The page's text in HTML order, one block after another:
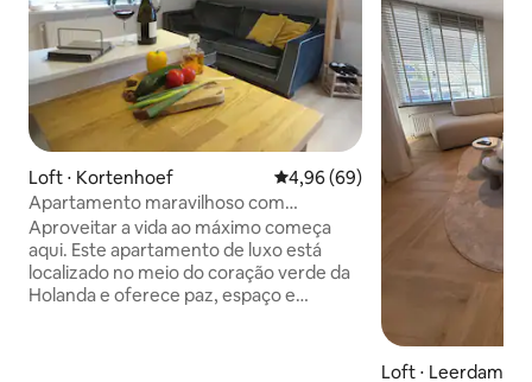
Loft ⋅ Kortenhoef 4,96 de uma avaliação média
4,96 (69)
Apartamento maravilhoso com
localização central em Kortenhoef
Aproveitar a vida ao máximo começa
aqui. Este apartamento de luxo está
localizado no meio do coração verde da
Holanda e oferece paz, espaço e
Loft ⋅ Leerdam